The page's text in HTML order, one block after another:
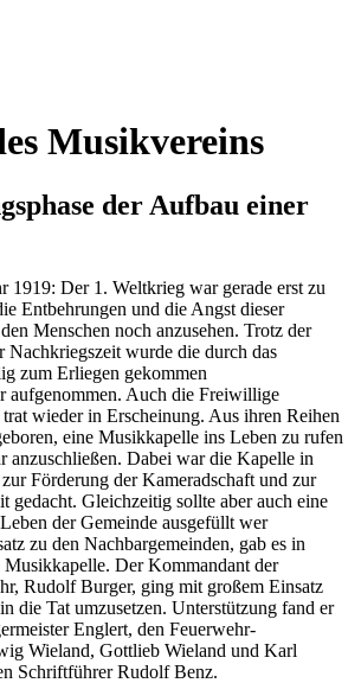
Musikvereins
der Aufbau einer
1919: Der 1. Weltkrieg war gerade erst zu
Entbehrungen und die Angst dieser
Menschen noch anzusehen. Trotz der
Nachkriegszeit wurde die durch das
zum Erliegen gekommen
aufgenommen. Auch die Freiwillige
wieder in Erscheinung. Aus ihren Reihen
eine Musikkapelle ins Leben zu rufen
anzuschließen. Dabei war die Kapelle in
Förderung der Kameradschaft und zur
gedacht. Gleichzeitig sollte aber auch eine
der Gemeinde ausgefüllt wer
zu den Nachbargemeinden, gab es in
Der Kommandant der
Rudolf Burger, ging mit großem Einsatz
die Tat umzusetzen. Unterstützung fand er
Englert, den Feuerwehr-
Wieland, Gottlieb Wieland und Karl
Schriftführer Rudolf Benz.